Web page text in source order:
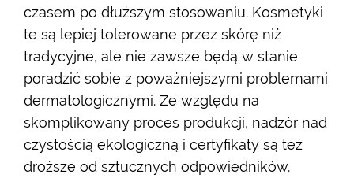
czasem po dłuższym stosowaniu. Kosmetyki
te są lepiej tolerowane przez skórę niż
tradycyjne, ale nie zawsze będą w stanie
poradzić sobie z poważniejszymi problemami
dermatologicznymi. Ze względu na
skomplikowany proces produkcji, nadzór nad
czystością ekologiczną i certyfikaty są też
droższe od sztucznych odpowiedników.